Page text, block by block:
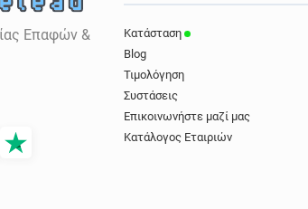
Επαφών &
Κατάσταση
Blog
Τιμολόγηση
Συστάσεις
Επικοινωνήστε μαζί μας
Κατάλογος Εταιριών